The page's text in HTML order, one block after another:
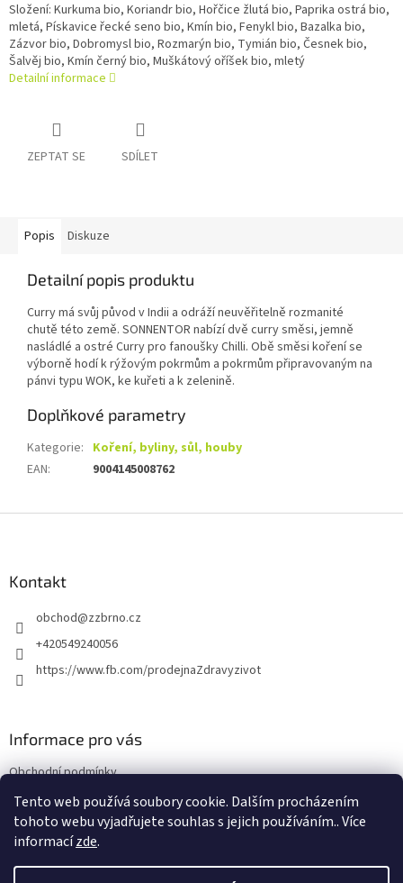
Tento web používá soubory cookie. Dalším procházením
tohoto webu vyjadřujete souhlas s jejich používáním.. Více
informacízde.
Složení: Kurkuma bio, Koriandr bio, Hořčice žlutá bio, Paprika ostrá bio,
mletá, Pískavice řecké seno bio, Kmín bio, Fenykl bio, Bazalka bio,
Zázvor bio, Dobromysl bio, Rozmarýn bio, Tymián bio, Česnek bio,
Šalvěj bio, Kmín černý bio, Muškátový oříšek bio, mletý
Detailní informace
ZEPTAT SE SDÍLET
Popis Diskuze
Detailní popis produktu
Curry má svůj původ v Indii a odráží neuvěřitelně rozmanité
chutě této země. SONNENTOR nabízí dvě curry směsi, jemně
nasládlé a ostré Curry pro fanoušky Chilli. Obě směsi koření se
výborně hodí k rýžovým pokrmům a pokrmům připravovaným na
pánvi typu WOK, ke kuřeti a k zelenině.
Doplňkové parametry
Kategorie: Koření, byliny, sůl, houby
EAN: 9004145008762
Kontakt
obchod@zzbrno.cz
+420549240056
https://www.fb.com/prodejnaZdravyzivot
Informace pro vás
Obchodní podmínky
Podmínky ochrany osobních údajů